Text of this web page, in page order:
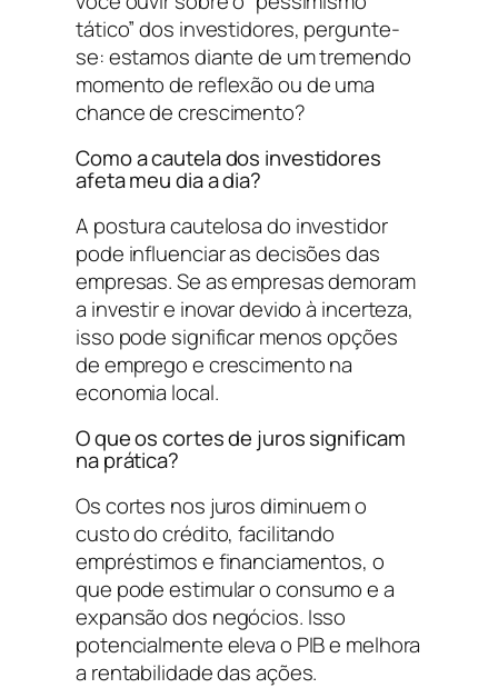
tático” dos investidores, pergunte-
se: estamos diante de um tremendo
momento de reflexão ou de uma
chance de crescimento?
Como a cautela dos investidores
afeta meu dia a dia?
A postura cautelosa do investidor
pode influenciar as decisões das
empresas. Se as empresas demoram
a investir e inovar devido à incerteza,
isso pode significar menos opções
de emprego e crescimento na
economia local.
O que os cortes de juros significam
na prática?
Os cortes nos juros diminuem o
custo do crédito, facilitando
empréstimos e financiamentos, o
que pode estimular o consumo e a
expansão dos negócios. Isso
potencialmente eleva o PIB e melhora
a rentabilidade das ações.